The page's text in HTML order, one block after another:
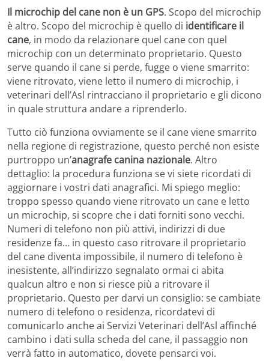
Il microchip del cane non è un GPS. Scopo del microchip
è altro. Scopo del microchip è quello di identificare il
cane, in modo da relazionare quel cane con quel
microchip con un determinato proprietario. Questo
serve quando il cane si perde, fugge o viene smarrito:
viene ritrovato, viene letto il numero di microchip, i
veterinari dell’Asl rintracciano il proprietario e gli dicono
in quale struttura andare a riprenderlo.
Tutto ciò funziona ovviamente se il cane viene smarrito
nella regione di registrazione, questo perché non esiste
purtroppo un’anagrafe canina nazionale. Altro
dettaglio: la procedura funziona se vi siete ricordati di
aggiornare i vostri dati anagrafici. Mi spiego meglio:
troppo spesso quando viene ritrovato un cane e letto
un microchip, si scopre che i dati forniti sono vecchi.
Numeri di telefono non più attivi, indirizzi di due
residenze fa… in questo caso ritrovare il proprietario
del cane diventa impossibile, il numero di telefono è
inesistente, all’indirizzo segnalato ormai ci abita
qualcun altro e non si riesce più a ritrovare il
proprietario. Questo per darvi un consiglio: se cambiate
numero di telefono o residenza, ricordatevi di
comunicarlo anche ai Servizi Veterinari dell’Asl affinché
cambino i dati sulla scheda del cane, il passaggio non
verrà fatto in automatico, dovete pensarci voi.